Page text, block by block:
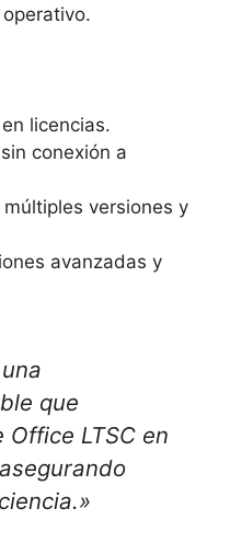
licencias.
conexión a
versiones y
avanzadas y
que
LTSC en